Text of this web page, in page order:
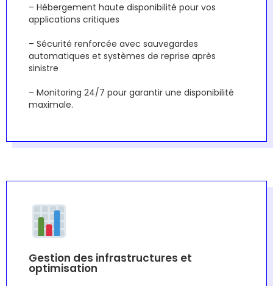
– Hébergement haute disponibilité pour vos
applications critiques
– Sécurité renforcée avec sauvegardes
automatiques et systèmes de reprise après
sinistre
– Monitoring 24/7 pour garantir une disponibilité
maximale.
Gestion des infrastructures et
optimisation